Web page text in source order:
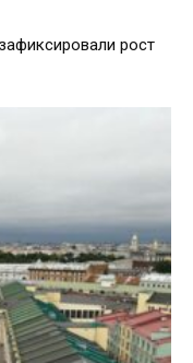
рост